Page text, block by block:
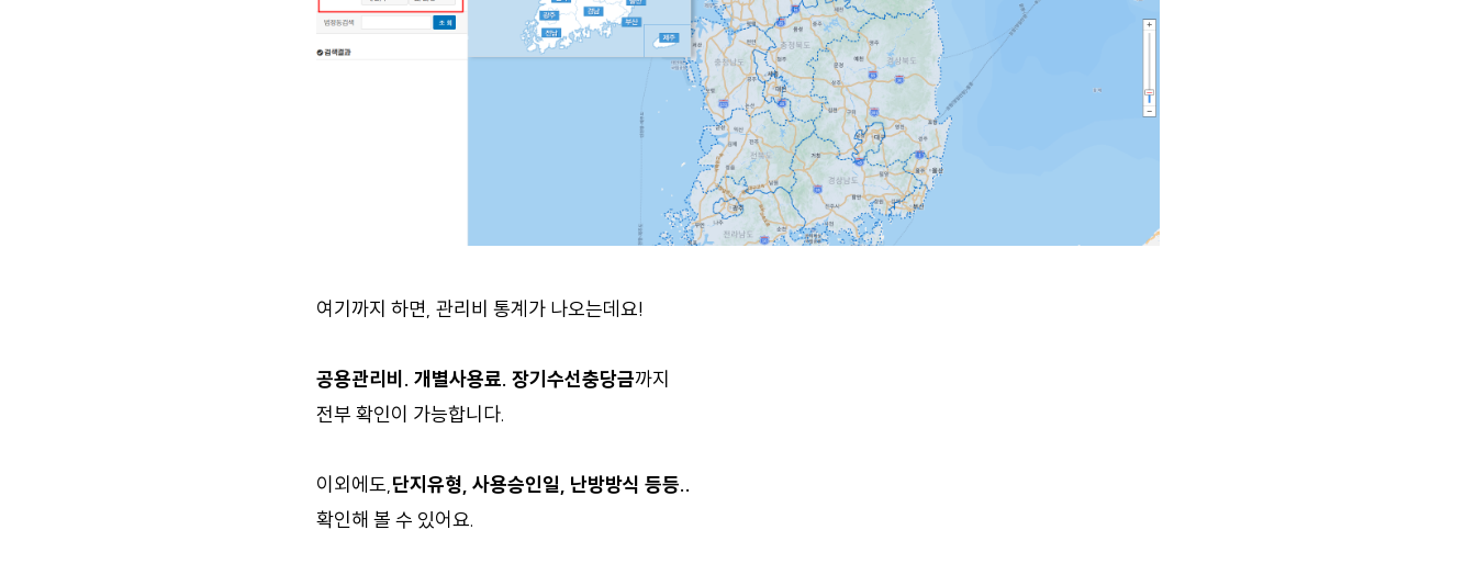
여기까지 하면, 관리비 통계가 나오는데요!
공용관리비. 개별사용료. 장기수선충당금까지
전부 확인이 가능합니다.
이외에도,단지유형, 사용승인일, 난방방식 등등..
확인해 볼 수 있어요.